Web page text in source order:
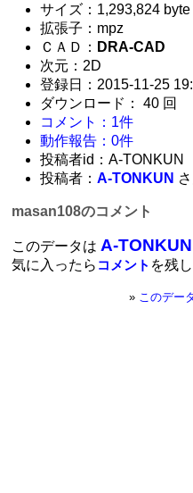
サイズ：1,293,824 byte
拡張子：mpz
ＣＡＤ： DRA-CAD
次元：2D
登録日：2015-11-25
ダウンロード： 40 回
コメント：1件
動作報告：0件
投稿者id：A-TONKUN
投稿者：A-TONKUN
masan108のコメント
このデータは A-TONKUN
気に入ったら コメント を残
» このデー